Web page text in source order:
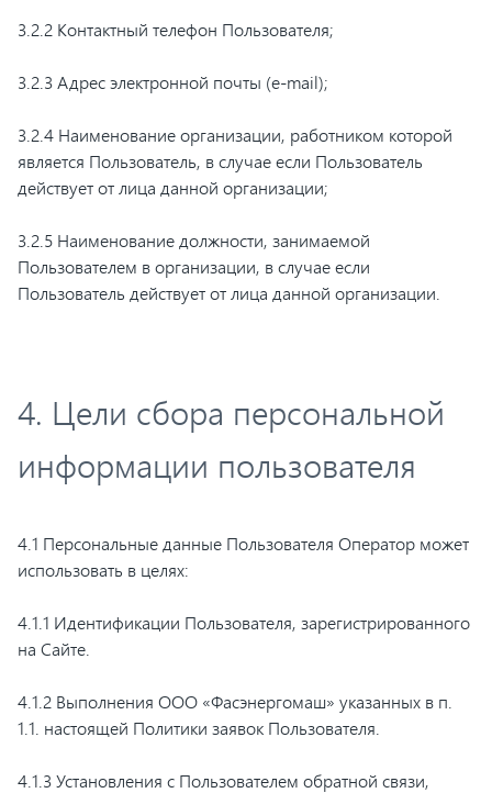
3.2.2 Контактный телефон Пользователя;
3.2.3 Адрес электронной почты (e-mail);
3.2.4 Наименование организации, работником которой
является Пользователь, в случае если Пользователь
действует от лица данной организации;
3.2.5 Наименование должности, занимаемой
Пользователем в организации, в случае если
Пользователь действует от лица данной организации.
4. Цели сбора персональной
информации пользователя
4.1 Персональные данные Пользователя Оператор может
использовать в целях:
4.1.1 Идентификации Пользователя, зарегистрированного
на Сайте.
4.1.2 Выполнения ООО «Фасэнергомаш» указанных в п.
1.1. настоящей Политики заявок Пользователя.
4.1.3 Установления с Пользователем обратной связи,